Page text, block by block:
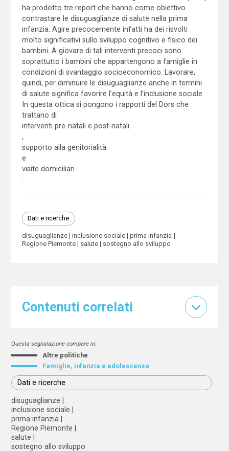
ha prodotto tre report che hanno come obiettivo
contrastare le disuguaglianze di salute nella prima
infanzia. Agire precocemente infatti ha dei risvolti
molto significativi sullo sviluppo cognitivo e fisico dei
bambini. A giovare di tali interventi precoci sono
soprattutto i bambini che appartengono a famiglie in
condizioni di svantaggio socioeconomico. Lavorare,
quindi, per diminuire le disuguaglianze anche in termini
di salute significa favorire l’equità e l’inclusione sociale.
In questa ottica si pongono i rapporti del Dors che
trattano di
interventi pre-natali e post-natali
,
supporto alla genitorialità
e
visite domiciliari
Dati e ricerche
disuguaglianze inclusione sociale
prima infanzia
Regione Piemonte
salute sostegno allo sviluppo
Contenuti correlati
Questa segnalazione compare in:
Altre politiche
Famiglie, infanzia e adolescenza
Dati e ricerche
disuguaglianze
inclusione sociale
prima infanzia
Regione Piemonte
salute
sostegno allo sviluppo